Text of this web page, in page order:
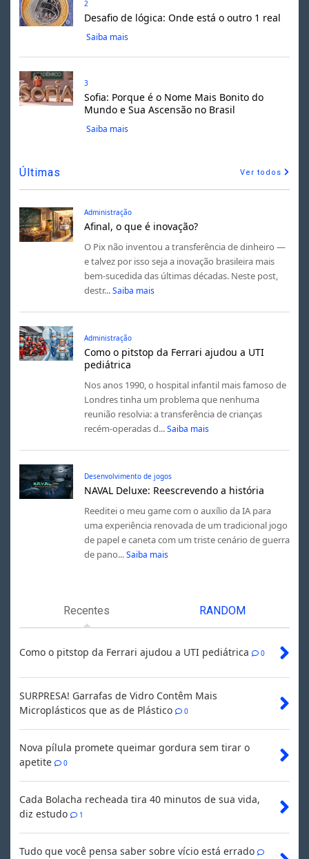
2
Desafio de lógica: Onde está o outro 1 real
Saiba mais
3
Sofia: Porque é o Nome Mais Bonito do
Mundo e Sua Ascensão no Brasil
Saiba mais
Últimas Ver todos
Administração
Afinal, o que é inovação?
O Pix não inventou a transferência de dinheiro —
e talvez por isso seja a inovação brasileira mais
bem-sucedida das últimas décadas. Neste post,
destr... Saiba mais
Administração
Como o pitstop da Ferrari ajudou a UTI
pediátrica
Nos anos 1990, o hospital infantil mais famoso de
Londres tinha um problema que nenhuma
reunião resolvia: a transferência de crianças
recém-operadas d... Saiba mais
Desenvolvimento de jogos
NAVAL Deluxe: Reescrevendo a história
Reeditei o meu game com o auxílio da IA para
uma experiência renovada de um tradicional jogo
de papel e caneta com um triste cenário de guerra
de pano... Saiba mais
Recentes RANDOM
Como o pitstop da Ferrari ajudou a UTI pediátrica 0
SURPRESA! Garrafas de Vidro Contêm Mais
Microplásticos que as de Plástico
0
Nova pílula promete queimar gordura sem tirar o
apetite
0
Cada Bolacha recheada tira 40 minutos de sua vida,
diz estudo
1
Tudo que você pensa saber sobre vício está errado